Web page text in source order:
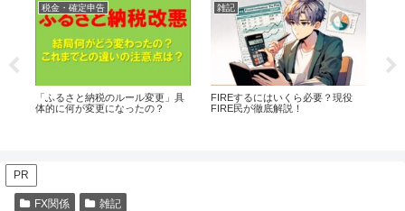
税金・確定申告
「ふるさと納税のルール変更」具
体的に何が変更になったの？
雑記
FIREするにはいくら必要？現役
FIRE民が徹底解説！
PR
FX関係 雑記